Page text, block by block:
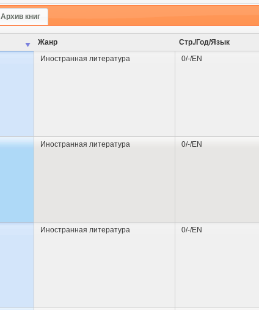
Архив книг
Жанр Стр./Год/Язык
Иностранная литература 0/-/EN
Иностранная литература 0/-/EN
Иностранная литература 0/-/EN